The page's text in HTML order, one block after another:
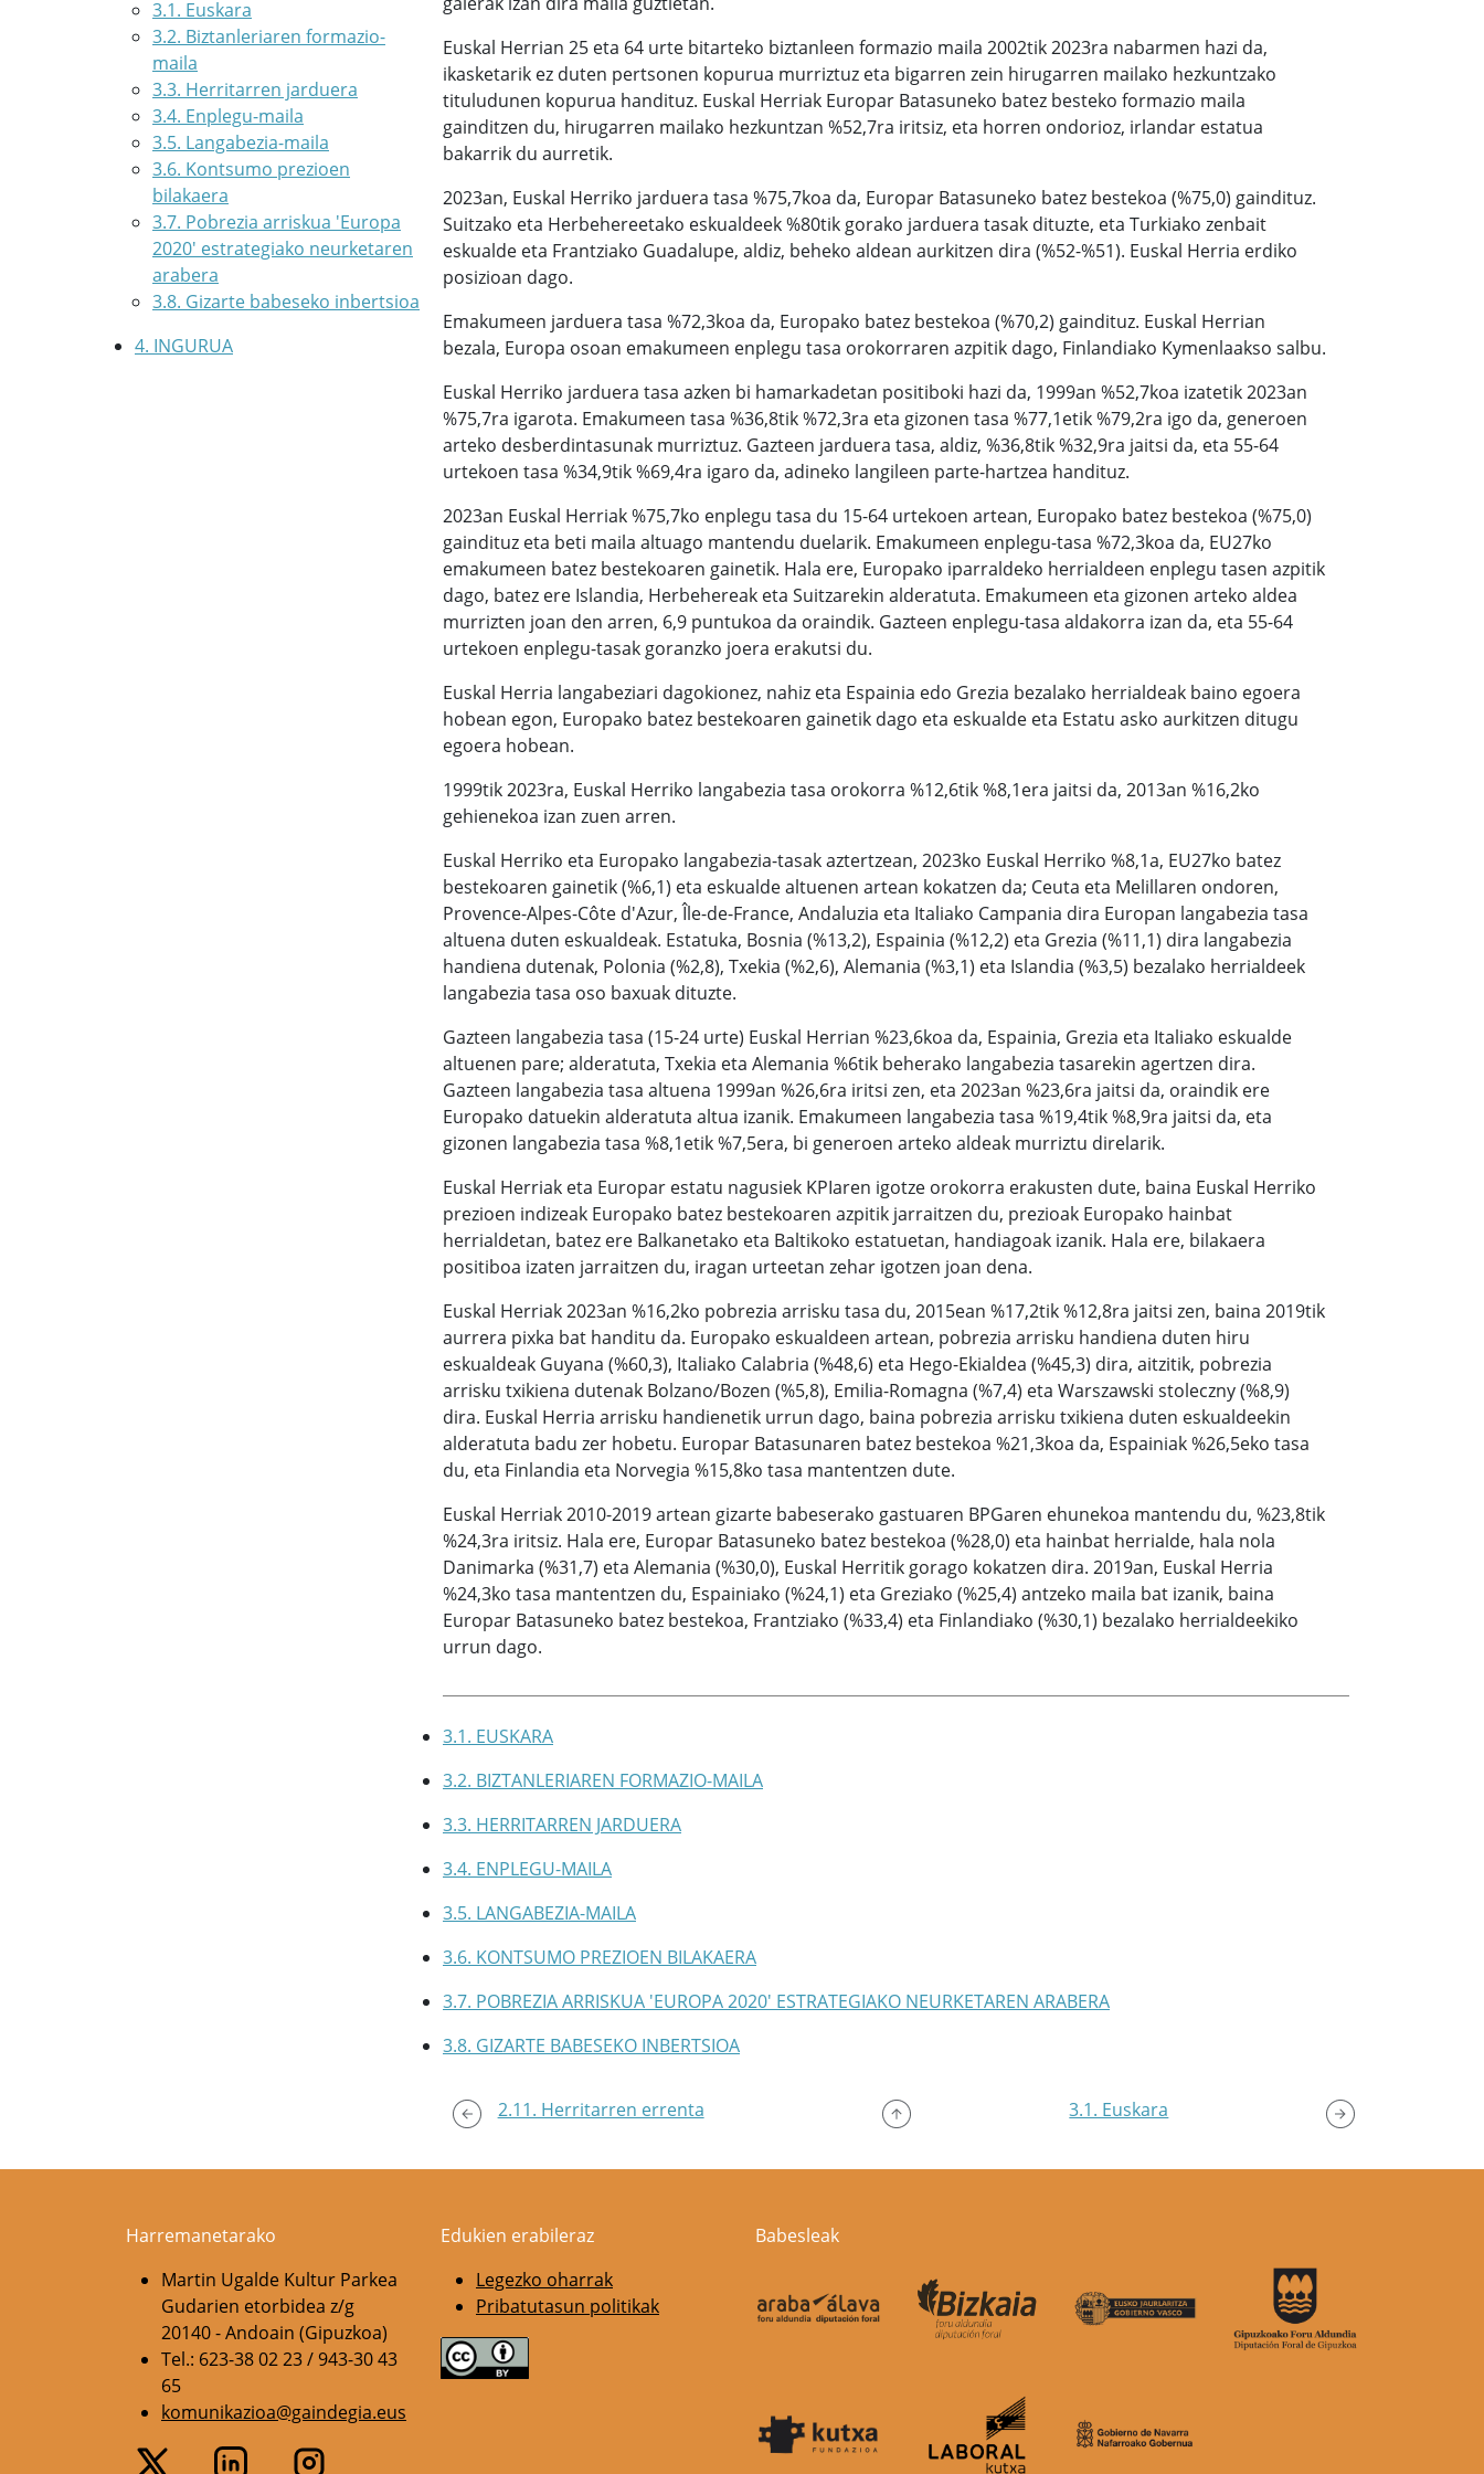
3.1. Euskara
3.2. Biztanleriaren formazio-
maila
3.3. Herritarren jarduera
3.4. Enplegu-maila
3.5. Langabezia-maila
3.6. Kontsumo prezioen
bilakaera
3.7. Pobrezia arriskua 'Europa
2020' estrategiako neurketaren
arabera
3.8. Gizarte babeseko inbertsioa
4. INGURUA
Euskal Herrian 25 eta 64 urte bitarteko biztanleen formazio maila 2002tik 2023ra nabarmen hazi da,
ikasketarik ez duten pertsonen kopurua murriztuz eta bigarren zein hirugarren mailako hezkuntzako
tituludunen kopurua handituz. Euskal Herriak Europar Batasuneko batez besteko formazio maila
gainditzen du, hirugarren mailako hezkuntzan %52,7ra iritsiz, eta horren ondorioz, irlandar estatua
bakarrik du aurretik.
2023an, Euskal Herriko jarduera tasa %75,7koa da, Europar Batasuneko batez bestekoa (%75,0) gaindituz.
Suitzako eta Herbehereetako eskualdeek %80tik gorako jarduera tasak dituzte, eta Turkiako zenbait
eskualde eta Frantziako Guadalupe, aldiz, beheko aldean aurkitzen dira (%52-%51). Euskal Herria erdiko
posizioan dago.
Emakumeen jarduera tasa %72,3koa da, Europako batez bestekoa (%70,2) gaindituz. Euskal Herrian
bezala, Europa osoan emakumeen enplegu tasa orokorraren azpitik dago, Finlandiako Kymenlaakso salbu.
Euskal Herriko jarduera tasa azken bi hamarkadetan positiboki hazi da, 1999an %52,7koa izatetik 2023an
%75,7ra igarota. Emakumeen tasa %36,8tik %72,3ra eta gizonen tasa %77,1etik %79,2ra igo da, generoen
arteko desberdintasunak murriztuz. Gazteen jarduera tasa, aldiz, %36,8tik %32,9ra jaitsi da, eta 55-64
urtekoen tasa %34,9tik %69,4ra igaro da, adineko langileen parte-hartzea handituz.
2023an Euskal Herriak %75,7ko enplegu tasa du 15-64 urtekoen artean, Europako batez bestekoa (%75,0)
gaindituz eta beti maila altuago mantendu duelarik. Emakumeen enplegu-tasa %72,3koa da, EU27ko
emakumeen batez bestekoaren gainetik. Hala ere, Europako iparraldeko herrialdeen enplegu tasen azpitik
dago, batez ere Islandia, Herbehereak eta Suitzarekin alderatuta. Emakumeen eta gizonen arteko aldea
murrizten joan den arren, 6,9 puntukoa da oraindik. Gazteen enplegu-tasa aldakorra izan da, eta 55-64
urtekoen enplegu-tasak goranzko joera erakutsi du.
Euskal Herria langabeziari dagokionez, nahiz eta Espainia edo Grezia bezalako herrialdeak baino egoera
hobean egon, Europako batez bestekoaren gainetik dago eta eskualde eta Estatu asko aurkitzen ditugu
egoera hobean.
1999tik 2023ra, Euskal Herriko langabezia tasa orokorra %12,6tik %8,1era jaitsi da, 2013an %16,2ko
gehienekoa izan zuen arren.
Euskal Herriko eta Europako langabezia-tasak aztertzean, 2023ko Euskal Herriko %8,1a, EU27ko batez
bestekoaren gainetik (%6,1) eta eskualde altuenen artean kokatzen da; Ceuta eta Melillaren ondoren,
Provence-Alpes-Côte d'Azur, Île-de-France, Andaluzia eta Italiako Campania dira Europan langabezia tasa
altuena duten eskualdeak. Estatuka, Bosnia (%13,2), Espainia (%12,2) eta Grezia (%11,1) dira langabezia
handiena dutenak, Polonia (%2,8), Txekia (%2,6), Alemania (%3,1) eta Islandia (%3,5) bezalako herrialdeek
langabezia tasa oso baxuak dituzte.
Gazteen langabezia tasa (15-24 urte) Euskal Herrian %23,6koa da, Espainia, Grezia eta Italiako eskualde
altuenen pare; alderatuta, Txekia eta Alemania %6tik beherako langabezia tasarekin agertzen dira.
Gazteen langabezia tasa altuena 1999an %26,6ra iritsi zen, eta 2023an %23,6ra jaitsi da, oraindik ere
Europako datuekin alderatuta altua izanik. Emakumeen langabezia tasa %19,4tik %8,9ra jaitsi da, eta
gizonen langabezia tasa %8,1etik %7,5era, bi generoen arteko aldeak murriztu direlarik.
Euskal Herriak eta Europar estatu nagusiek KPIaren igotze orokorra erakusten dute, baina Euskal Herriko
prezioen indizeak Europako batez bestekoaren azpitik jarraitzen du, prezioak Europako hainbat
herrialdetan, batez ere Balkanetako eta Baltikoko estatuetan, handiagoak izanik. Hala ere, bilakaera
positiboa izaten jarraitzen du, iragan urteetan zehar igotzen joan dena.
Euskal Herriak 2023an %16,2ko pobrezia arrisku tasa du, 2015ean %17,2tik %12,8ra jaitsi zen, baina 2019tik
aurrera pixka bat handitu da. Europako eskualdeen artean, pobrezia arrisku handiena duten hiru
eskualdeak Guyana (%60,3), Italiako Calabria (%48,6) eta Hego-Ekialdea (%45,3) dira, aitzitik, pobrezia
arrisku txikiena dutenak Bolzano/Bozen (%5,8), Emilia-Romagna (%7,4) eta Warszawski stoleczny (%8,9)
dira. Euskal Herria arrisku handienetik urrun dago, baina pobrezia arrisku txikiena duten eskualdeekin
alderatuta badu zer hobetu. Europar Batasunaren batez bestekoa %21,3koa da, Espainiak %26,5eko tasa
du, eta Finlandia eta Norvegia %15,8ko tasa mantentzen dute.
Euskal Herriak 2010-2019 artean gizarte babeserako gastuaren BPGaren ehunekoa mantendu du, %23,8tik
%24,3ra iritsiz. Hala ere, Europar Batasuneko batez bestekoa (%28,0) eta hainbat herrialde, hala nola
Danimarka (%31,7) eta Alemania (%30,0), Euskal Herritik gorago kokatzen dira. 2019an, Euskal Herria
%24,3ko tasa mantentzen du, Espainiako (%24,1) eta Greziako (%25,4) antzeko maila bat izanik, baina
Europar Batasuneko batez bestekoa, Frantziako (%33,4) eta Finlandiako (%30,1) bezalako herrialdeekiko
urrun dago.
3.1. EUSKARA
3.2. BIZTANLERIAREN FORMAZIO-MAILA
3.3. HERRITARREN JARDUERA
3.4. ENPLEGU-MAILA
3.5. LANGABEZIA-MAILA
3.6. KONTSUMO PREZIOEN BILAKAERA
3.7. POBREZIA ARRISKUA 'EUROPA 2020' ESTRATEGIAKO NEURKETAREN ARABERA
3.8. GIZARTE BABESEKO INBERTSIOA
2.11. Herritarren errenta 3.1. Euskara
Harremanetarako
Martin Ugalde Kultur Parkea
Gudarien etorbidea z/g
20140 - Andoain (Gipuzkoa)
Tel.: 623-38 02 23 / 943-30 43
65
komunikazioa@gaindegia.eus
Edukien erabileraz
Legezko oharrak
Pribatutasun politikak
Babesleak